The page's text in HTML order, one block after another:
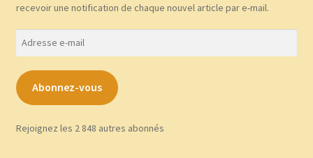
recevoir une notification de chaque nouvel article par e-mail.
Abonnez-vous
Rejoignez les 2 848 autres abonnés